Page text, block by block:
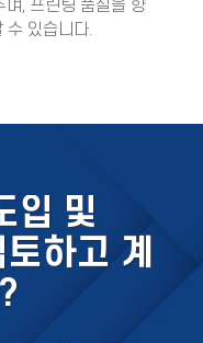
며, 프린팅 품질을 향
수 있습니다.
입 및
하고 계